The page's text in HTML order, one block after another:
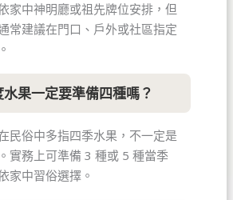
家中神明廳或祖先牌位安排，但
常建議在門口、戶外或社區指定
果一定要準備四種嗎？
民俗中多指四季水果，不一定是
實務上可準備 3 種或 5 種當季
家中習俗選擇。